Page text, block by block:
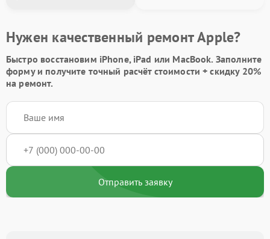
Нужен качественный ремонт Apple?
Быстро восстановим iPhone, iPad или MacBook. Заполните
формуи получите точный расчёт стоимости +скидку 20%
на ремонт.
Отправить заявку